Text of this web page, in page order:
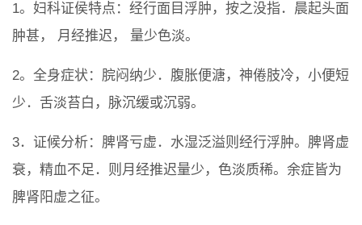
1。妇科证侯特点：经行面目浮肿，按之没指．晨起头面
肿甚， 月经推迟， 量少色淡。
2。全身症状：脘闷纳少．腹胀便溏，神倦肢冷，小便短
少．舌淡苔白，脉沉缓或沉弱。
3．证候分析：脾肾亏虚．水湿泛溢则经行浮肿。脾肾虚
衰，精血不足．则月经推迟量少，色淡质稀。余症皆为
脾肾阳虚之征。